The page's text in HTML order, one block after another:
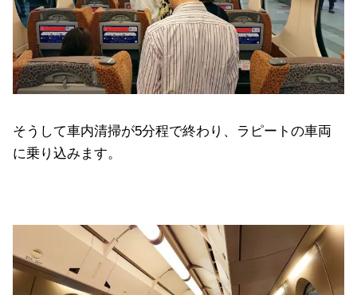
そうして車内清掃が5分程で終わり、ラピートの車両
に乗り込みます。